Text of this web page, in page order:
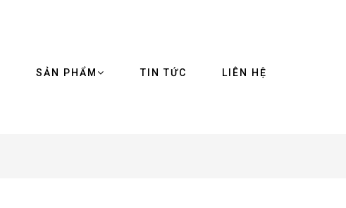
SẢN PHẨM TIN TỨC LIÊN HỆ